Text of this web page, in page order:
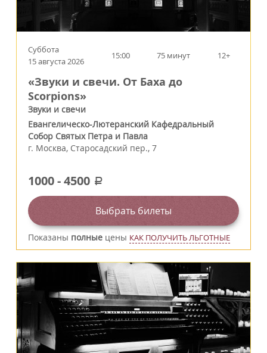
Суббота
15 августа 2026
15:00 75 минут 12+
«Звуки и свечи. От Баха до
Scorpions»
Звуки и свечи
Евангелическо-Лютеранский Кафедральный
Собор Святых Петра и Павла
г. Москва, Старосадский пер., 7
1000-4500 a
Выбрать билеты
Показаны полные цены КАК ПОЛУЧИТЬ ЛЬГОТНЫЕ